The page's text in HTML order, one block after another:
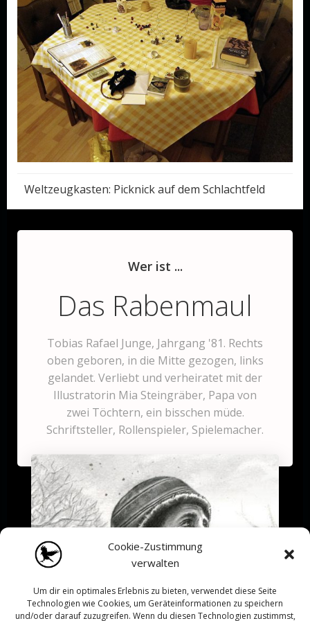
Cookie-Zustimmung
verwalten
Um dir ein optimales Erlebnis zu bieten, verwendet diese Seite
Technologien wie Cookies, um Geräteinformationen zu speichern
und/oder darauf zuzugreifen. Wenn du diesen Technologien zustimmst,
Post
navigation
Weltzeugkasten: Picknick auf dem Schlachtfeld
Wer ist ...
Das Rabenmaul
Tobias Rafael Junge, Jahrgang '81. Rechts
oben geboren, in die Mitte gezogen, links
gelandet. Verliebt und verheiratet mit der
Illustratorin Mia Steingräber, Papa von
zwei Töchtern, ein bisschen müde.
Schriftsteller, Rollenspieler, Spielemacher.